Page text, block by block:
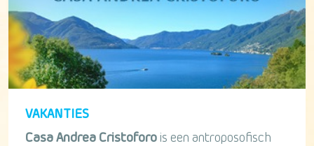
VAKANTIES
Casa Andrea Cristoforo is een antroposofisch